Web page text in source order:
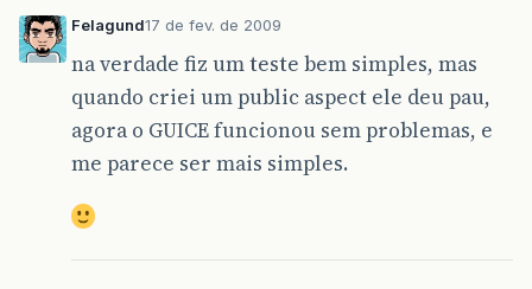
Felagund17 de fev. de 2009
na verdade fiz um teste bem simples, mas
quando criei um public aspect ele deu pau,
agora o GUICE funcionou sem problemas, e
me parece ser mais simples.